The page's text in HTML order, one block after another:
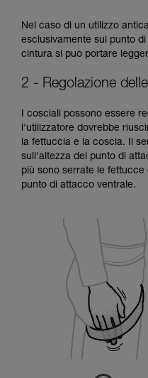
Nel caso di un utilizzo
esclusivamente sul punto
cintura si può portare
2 - Regolazione
I cosciali possono essere
l'utilizzatore dovrebbe
la fettuccia e la coscia. Il
sull'altezza del punto di
più sono serrate le fettucce
punto di attacco ventrale.